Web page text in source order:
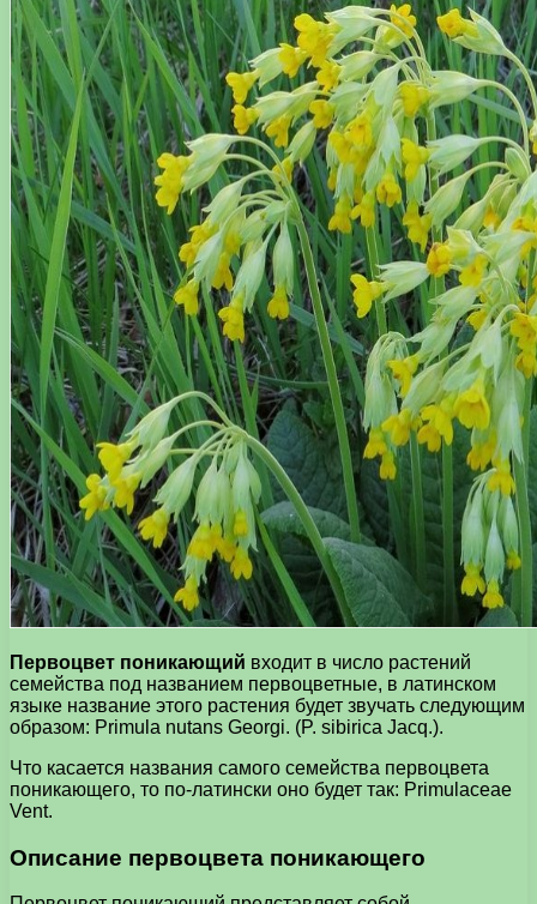
Первоцвет поникающий входит в число растений
семейства под названием первоцветные, в латинском
языке название этого растения будет звучать следующим
образом: Primula nutans Georgi. (P. sibirica Jacq.).
Что касается названия самого семейства первоцвета
поникающего, то по-латински оно будет так: Primulaceae
Vent.
Описание первоцвета поникающего